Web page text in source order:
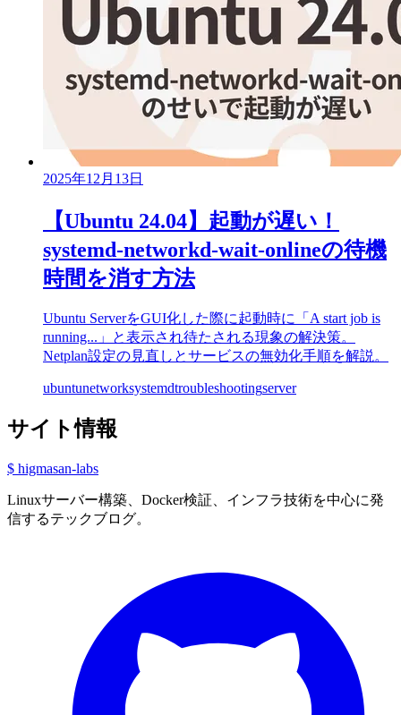
2025年12月13日
【Ubuntu 24.04】起動が遅い！
systemd-networkd-wait-onlineの待機
時間を消す方法
Ubuntu ServerをGUI化した際に起動時に「A start job is
running...」と表示され待たされる現象の解決策。
Netplan設定の見直しとサービスの無効化手順を解説。
ubuntunetworksystemdtroubleshootingserver
サイト情報
$ higmasan-labs
Linuxサーバー構築、Docker検証、インフラ技術を中心に発
信するテックブログ。